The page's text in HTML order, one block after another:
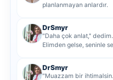
planlanmayan anlardır.
DrSmyr
"Daha çok anlat,"
Elimden gelse, seninle
DrSmyr
"Muazzam bir